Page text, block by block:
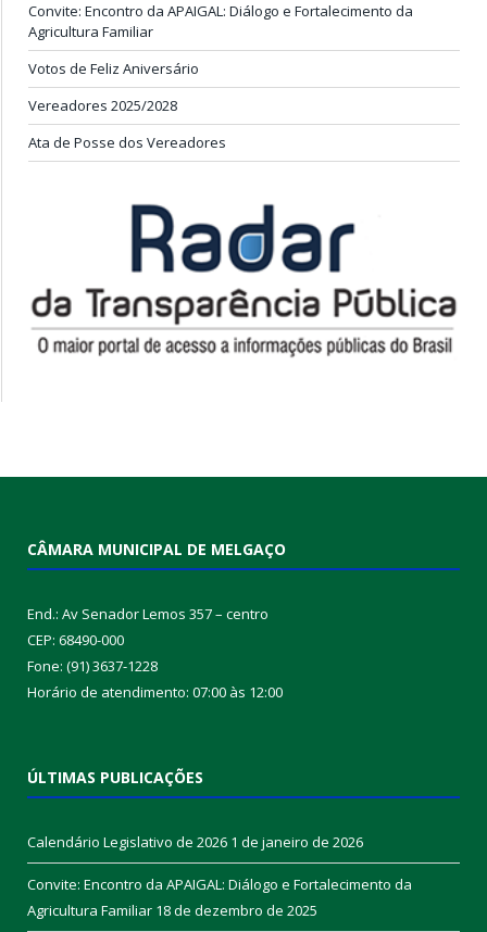
Convite: Encontro da APAIGAL: Diálogo e Fortalecimento da
Agricultura Familiar
Votos de Feliz Aniversário
Vereadores 2025/2028
Ata de Posse dos Vereadores
CÂMARA MUNICIPAL DE MELGAÇO
End.: Av Senador Lemos 357 – centro
CEP: 68490-000
Fone: (91) 3637-1228
Horário de atendimento: 07:00 às 12:00
ÚLTIMAS PUBLICAÇÕES
Calendário Legislativo de 2026 1 de janeiro de 2026
Convite: Encontro da APAIGAL: Diálogo e Fortalecimento da
Agricultura Familiar 18 de dezembro de 2025